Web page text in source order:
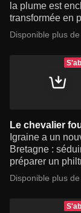
la plume est
transformée en
Disponible plus
Le chevalier
Igraine a un
Bretagne :
préparer un
Disponible plus